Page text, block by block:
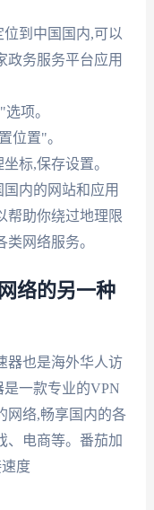
到中国国内,可以
政务服务平台应用
项。
位置"。
标,保存设置。
内的网站和应用
帮助你绕过地理限
网络服务。
络的另一种
器也是海外华人访
一款专业的VPN
网络,畅享国内的各
、电商等。番茄加
度